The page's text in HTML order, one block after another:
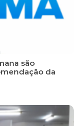
são
da